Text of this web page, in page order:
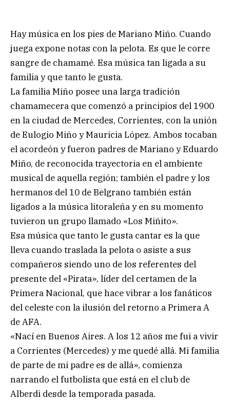
Hay música en los pies de Mariano Miño. Cuando
juega expone notas con la pelota. Es que le corre
sangre de chamamé. Esa música tan ligada a su
familia y que tanto le gusta.
La familia Miño posee una larga tradición
chamamecera que comenzó a principios del 1900
en la ciudad de Mercedes, Corrientes, con la unión
de Eulogio Miño y Mauricia López. Ambos tocaban
el acordeón y fueron padres de Mariano y Eduardo
Miño, de reconocida trayectoria en el ambiente
musical de aquella región; también el padre y los
hermanos del 10 de Belgrano también están
ligados a la música litoraleña y en su momento
tuvieron un grupo llamado «Los Miñito».
Esa música que tanto le gusta cantar es la que
lleva cuando traslada la pelota o asiste a sus
compañeros siendo uno de los referentes del
presente del «Pirata», líder del certamen de la
Primera Nacional, que hace vibrar a los fanáticos
del celeste con la ilusión del retorno a Primera A
de AFA.
«Nací en Buenos Aires. A los 12 años me fui a vivir
a Corrientes (Mercedes) y me quedé allá. Mi familia
de parte de mi padre es de allá», comienza
narrando el futbolista que está en el club de
Alberdi desde la temporada pasada.